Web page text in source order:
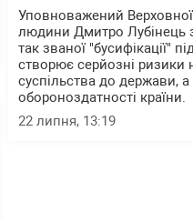
Уповноважений
людини Дмитро Лубінець
так званої "бусифікації"
створює серйозні ризики
суспільства до держави,
обороноздатності країни.
22 липня, 13:19